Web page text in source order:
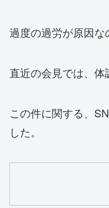
過度の過労が原因な
直近の会見では、体
この件に関する、
した。